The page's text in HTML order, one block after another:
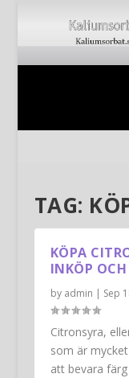
TAG:
KÖPA
INKÖP
by admin | Sep
Citronsyra,
som är
att bevara